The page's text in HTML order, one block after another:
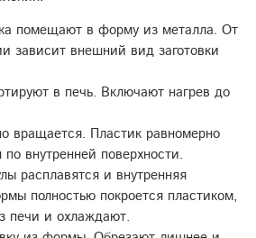
помещают в форму из металла. От
зависит внешний вид заготовки
в печь. Включают нагрев до
вращается. Пластик равномерно
по внутренней поверхности.
расплавятся и внутренняя
полностью покроется пластиком,
печи и охлаждают.